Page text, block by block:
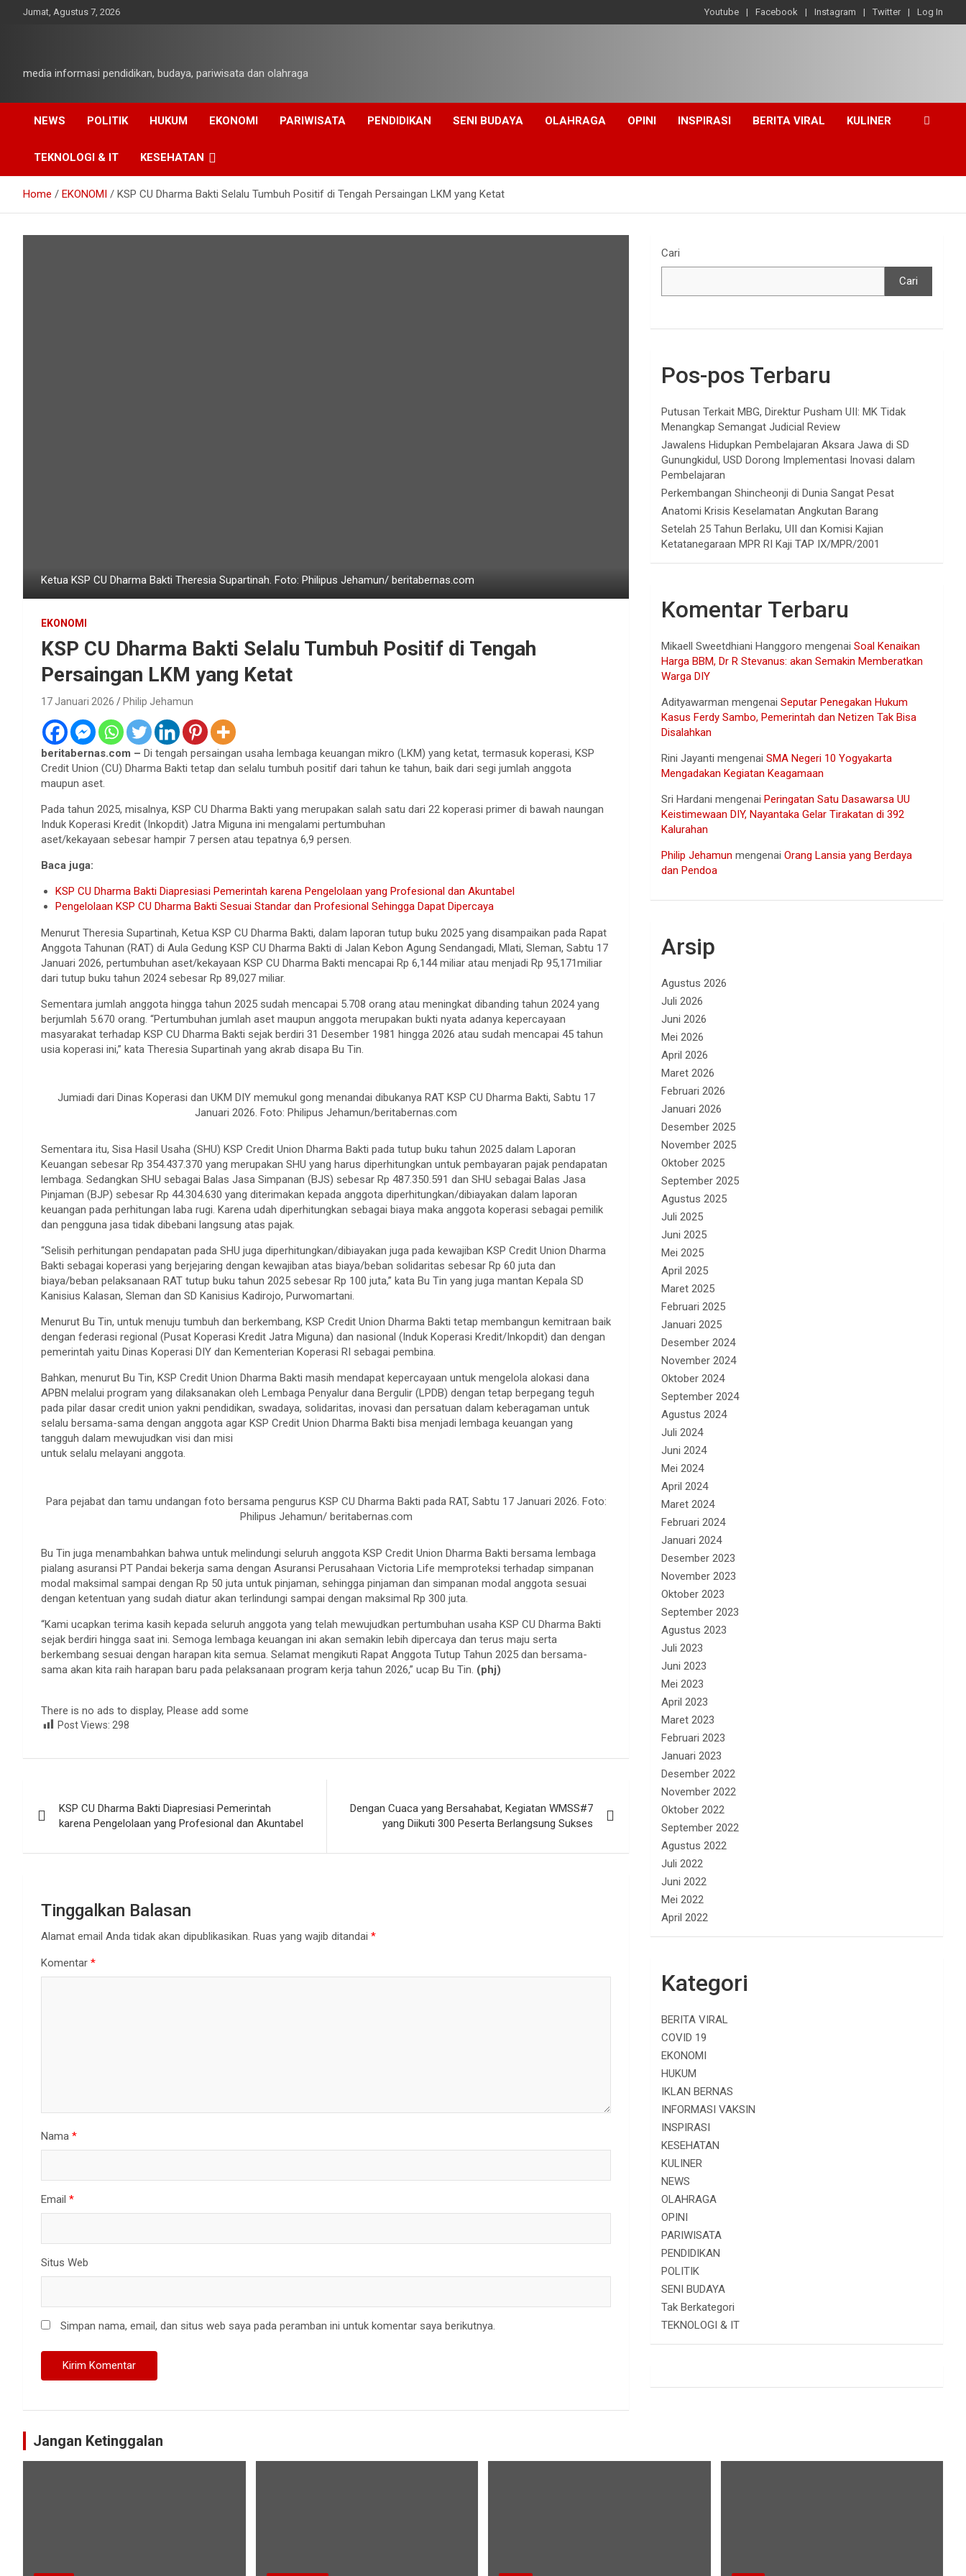
Jumat, Agustus 7, 2026 Youtube Facebook Instagram Twitter Log In
media informasi pendidikan, budaya, pariwisata dan olahraga
NEWS POLITIK HUKUM EKONOMI PARIWISATA PENDIDIKAN SENI BUDAYA OLAHRAGA OPINI INSPIRASI BERITA VIRAL KULINER
TEKNOLOGI & IT KESEHATAN
Home EKONOMI KSP CU Dharma Bakti Selalu Tumbuh Positif di Tengah Persaingan LKM yang Ketat
Ketua KSP CU Dharma Bakti Theresia Supartinah. Foto: Philipus Jehamun/ beritabernas.com
EKONOMI
KSP CU Dharma Bakti Selalu Tumbuh Positif di Tengah
Persaingan LKM yang Ketat
17 Januari 2026 Philip Jehamun
beritabernas.com – Di tengah persaingan usaha lembaga keuangan mikro (LKM) yang ketat, termasuk koperasi, KSP
Credit Union (CU) Dharma Bakti tetap dan selalu tumbuh positif dari tahun ke tahun, baik dari segi jumlah anggota
maupun aset.
Pada tahun 2025, misalnya, KSP CU Dharma Bakti yang merupakan salah satu dari 22 koperasi primer di bawah naungan
Induk Koperasi Kredit (Inkopdit) Jatra Miguna ini mengalami pertumbuhan
aset/kekayaan sebesar hampir 7 persen atau tepatnya 6,9 persen.
Baca juga:
KSP CU Dharma Bakti Diapresiasi Pemerintah karena Pengelolaan yang Profesional dan Akuntabel
Pengelolaan KSP CU Dharma Bakti Sesuai Standar dan Profesional Sehingga Dapat Dipercaya
Menurut Theresia Supartinah, Ketua KSP CU Dharma Bakti, dalam laporan tutup buku 2025 yang disampaikan pada Rapat
Anggota Tahunan (RAT) di Aula Gedung KSP CU Dharma Bakti di Jalan Kebon Agung Sendangadi, Mlati, Sleman, Sabtu 17
Januari 2026, pertumbuhan aset/kekayaan KSP CU Dharma Bakti mencapai Rp 6,144 miliar atau menjadi Rp 95,171miliar
dari tutup buku tahun 2024 sebesar Rp 89,027 miliar.
Sementara jumlah anggota hingga tahun 2025 sudah mencapai 5.708 orang atau meningkat dibanding tahun 2024 yang
berjumlah 5.670 orang. “Pertumbuhan jumlah aset maupun anggota merupakan bukti nyata adanya kepercayaan
masyarakat terhadap KSP CU Dharma Bakti sejak berdiri 31 Desember 1981 hingga 2026 atau sudah mencapai 45 tahun
usia koperasi ini,” kata Theresia Supartinah yang akrab disapa Bu Tin.
Jumiadi dari Dinas Koperasi dan UKM DIY memukul gong menandai dibukanya RAT KSP CU Dharma Bakti, Sabtu 17
Januari 2026. Foto: Philipus Jehamun/beritabernas.com
Sementara itu, Sisa Hasil Usaha (SHU) KSP Credit Union Dharma Bakti pada tutup buku tahun 2025 dalam Laporan
Keuangan sebesar Rp 354.437.370 yang merupakan SHU yang harus diperhitungkan untuk pembayaran pajak pendapatan
lembaga. Sedangkan SHU sebagai Balas Jasa Simpanan (BJS) sebesar Rp 487.350.591 dan SHU sebagai Balas Jasa
Pinjaman (BJP) sebesar Rp 44.304.630 yang diterimakan kepada anggota diperhitungkan/dibiayakan dalam laporan
keuangan pada perhitungan laba rugi. Karena udah diperhitungkan sebagai biaya maka anggota koperasi sebagai pemilik
dan pengguna jasa tidak dibebani langsung atas pajak.
“Selisih perhitungan pendapatan pada SHU juga diperhitungkan/dibiayakan juga pada kewajiban KSP Credit Union Dharma
Bakti sebagai koperasi yang berjejaring dengan kewajiban atas biaya/beban solidaritas sebesar Rp 60 juta dan
biaya/beban pelaksanaan RAT tutup buku tahun 2025 sebesar Rp 100 juta,” kata Bu Tin yang juga mantan Kepala SD
Kanisius Kalasan, Sleman dan SD Kanisius Kadirojo, Purwomartani.
Menurut Bu Tin, untuk menuju tumbuh dan berkembang, KSP Credit Union Dharma Bakti tetap membangun kemitraan baik
dengan federasi regional (Pusat Koperasi Kredit Jatra Miguna) dan nasional (Induk Koperasi Kredit/Inkopdit) dan dengan
pemerintah yaitu Dinas Koperasi DIY dan Kementerian Koperasi RI sebagai pembina.
Bahkan, menurut Bu Tin, KSP Credit Union Dharma Bakti masih mendapat kepercayaan untuk mengelola alokasi dana
APBN melalui program yang dilaksanakan oleh Lembaga Penyalur dana Bergulir (LPDB) dengan tetap berpegang teguh
pada pilar dasar credit union yakni pendidikan, swadaya, solidaritas, inovasi dan persatuan dalam keberagaman untuk
selalu bersama-sama dengan anggota agar KSP Credit Union Dharma Bakti bisa menjadi lembaga keuangan yang
tangguh dalam mewujudkan visi dan misi
untuk selalu melayani anggota.
Para pejabat dan tamu undangan foto bersama pengurus KSP CU Dharma Bakti pada RAT, Sabtu 17 Januari 2026. Foto:
Philipus Jehamun/ beritabernas.com
Bu Tin juga menambahkan bahwa untuk melindungi seluruh anggota KSP Credit Union Dharma Bakti bersama lembaga
pialang asuransi PT Pandai bekerja sama dengan Asuransi Perusahaan Victoria Life memproteksi terhadap simpanan
modal maksimal sampai dengan Rp 50 juta untuk pinjaman, sehingga pinjaman dan simpanan modal anggota sesuai
dengan ketentuan yang sudah diatur akan terlindungi sampai dengan maksimal Rp 300 juta.
“Kami ucapkan terima kasih kepada seluruh anggota yang telah mewujudkan pertumbuhan usaha KSP CU Dharma Bakti
sejak berdiri hingga saat ini. Semoga lembaga keuangan ini akan semakin lebih dipercaya dan terus maju serta
berkembang sesuai dengan harapan kita semua. Selamat mengikuti Rapat Anggota Tutup Tahun 2025 dan bersama-
sama akan kita raih harapan baru pada pelaksanaan program kerja tahun 2026,” ucap Bu Tin. (phj)
There is no ads to display, Please add some
Post Views: 298
pos
KSP CU Dharma Bakti Diapresiasi Pemerintah
karena Pengelolaan yang Profesional dan Akuntabel
Dengan Cuaca yang Bersahabat, Kegiatan WMSS#7
yang Diikuti 300 Peserta Berlangsung Sukses
Tinggalkan Balasan
Alamat email Anda tidak akan dipublikasikan. Ruas yang wajib ditandai *
Komentar *
Nama *
Email *
Situs Web
Simpan nama, email, dan situs web saya pada peramban ini untuk komentar saya berikutnya.
Cari
Cari
Pos-pos Terbaru
Putusan Terkait MBG, Direktur Pusham UII: MK Tidak
Menangkap Semangat Judicial Review
Jawalens Hidupkan Pembelajaran Aksara Jawa di SD
Gunungkidul, USD Dorong Implementasi Inovasi dalam
Pembelajaran
Perkembangan Shincheonji di Dunia Sangat Pesat
Anatomi Krisis Keselamatan Angkutan Barang
Setelah 25 Tahun Berlaku, UII dan Komisi Kajian
Ketatanegaraan MPR RI Kaji TAP IX/MPR/2001
Komentar Terbaru
Mikaell Sweetdhiani Hanggoro mengenaiSoal Kenaikan
Harga BBM, Dr R Stevanus: akan Semakin Memberatkan
Warga DIY
Adityawarman mengenaiSeputar Penegakan Hukum
Kasus Ferdy Sambo, Pemerintah dan Netizen Tak Bisa
Disalahkan
Rini Jayanti mengenaiSMA Negeri 10 Yogyakarta
Mengadakan Kegiatan Keagamaan
Sri Hardani mengenaiPeringatan Satu Dasawarsa UU
Keistimewaan DIY, Nayantaka Gelar Tirakatan di 392
Kalurahan
Philip Jehamun mengenaiOrang Lansia yang Berdaya
dan Pendoa
Arsip
Agustus 2026
Juli 2026
Juni 2026
Mei 2026
April 2026
Maret 2026
Februari 2026
Januari 2026
Desember 2025
November 2025
Oktober 2025
September 2025
Agustus 2025
Juli 2025
Juni 2025
Mei 2025
April 2025
Maret 2025
Februari 2025
Januari 2025
Desember 2024
November 2024
Oktober 2024
September 2024
Agustus 2024
Juli 2024
Juni 2024
Mei 2024
April 2024
Maret 2024
Februari 2024
Januari 2024
Desember 2023
November 2023
Oktober 2023
September 2023
Agustus 2023
Juli 2023
Juni 2023
Mei 2023
April 2023
Maret 2023
Februari 2023
Januari 2023
Desember 2022
November 2022
Oktober 2022
September 2022
Agustus 2022
Juli 2022
Juni 2022
Mei 2022
April 2022
Kategori
BERITA VIRAL
COVID 19
EKONOMI
HUKUM
IKLAN BERNAS
INFORMASI VAKSIN
INSPIRASI
KESEHATAN
KULINER
NEWS
OLAHRAGA
OPINI
PARIWISATA
PENDIDIKAN
POLITIK
SENI BUDAYA
Tak Berkategori
TEKNOLOGI & IT
Jangan Ketinggalan